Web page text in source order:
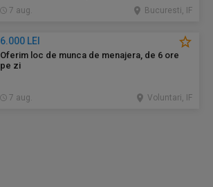
7 aug.
Bucuresti, IF
6.000 LEI
Oferim loc de munca de menajera, de 6 ore
pe zi
7 aug. Voluntari, IF